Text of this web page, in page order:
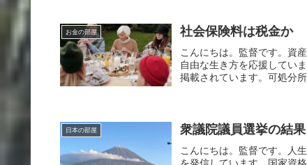
お金の部屋 社会保険料は税金か
こんにちは。監督です。資
自由な生き方を応援してい
掲載されています。可処分
日本の部屋 衆議院議員選挙の結果
こんにちは。監督です。人